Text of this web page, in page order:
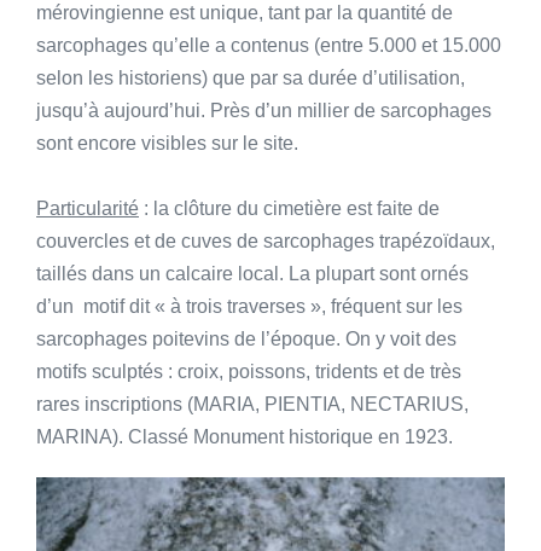
mérovingienne est unique, tant par la quantité de
sarcophages qu’elle a contenus (entre 5.000 et 15.000
selon les historiens) que par sa durée d’utilisation,
jusqu’à aujourd’hui. Près d’un millier de sarcophages
sont encore visibles sur le site.
Particularité : la clôture du cimetière est faite de
couvercles et de cuves de sarcophages trapézoïdaux,
taillés dans un calcaire local. La plupart sont ornés
d’un motif dit « à trois traverses », fréquent sur les
sarcophages poitevins de l’époque. On y voit des
motifs sculptés : croix, poissons, tridents et de très
rares inscriptions (MARIA, PIENTIA, NECTARIUS,
MARINA). Classé Monument historique en 1923.